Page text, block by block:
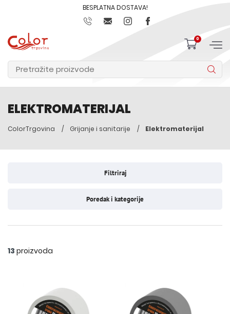
BESPLATNA DOSTAVA!
0
ELEKTROMATERIJAL
ColorTrgovina Grijanje i sanitarije Elektromaterijal
Filtriraj
Poredak i kategorije
13proizvoda